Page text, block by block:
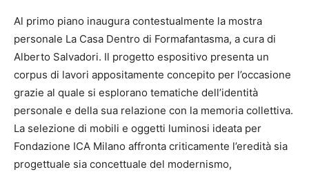
Al primo piano inaugura contestualmente la mostra
personale La Casa Dentro di Formafantasma, a cura di
Alberto Salvadori. Il progetto espositivo presenta un
corpus di lavori appositamente concepito per l’occasione
grazie al quale si esplorano tematiche dell’identità
personale e della sua relazione con la memoria collettiva.
La selezione di mobili e oggetti luminosi ideata per
Fondazione ICA Milano affronta criticamente l’eredità sia
progettuale sia concettuale del modernismo,